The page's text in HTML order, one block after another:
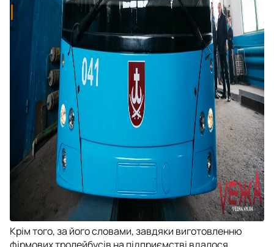
Крім того, за його словами, завдяки виготовленню